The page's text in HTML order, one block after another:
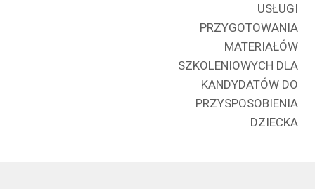
USŁUGI
PRZYGOTOWANIA
MATERIAŁÓW
SZKOLENIOWYCH DLA
KANDYDATÓW DO
PRZYSPOSOBIENIA
DZIECKA